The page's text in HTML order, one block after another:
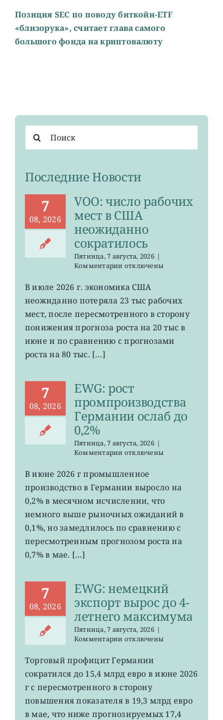
Позиция SEC по поводу биткойн-ETF
«близорука», считает глава самого
большого фонда на криптовалюту
поиска:
Последние Новости
7
08, 2026
VOO: число рабочих
мест в США
неожиданно
сократилось
Пятница, 7 августа, 2026 |
Комментариик
VOO:
рабочих
мест
США
неожиданно
отключены
В июле 2026 г. экономика США
неожиданно потеряла 23 тыс рабочих
мест, после пересмотренного в сторону
понижения прогноза роста на 20 тыс в
июне и по сравнению с прогнозами
роста на 80 тыс. […]
7
08, 2026
EWG: рост
промпроизводства
Германии ослаб до
0,2%
Пятница, 7 августа, 2026 |
Комментариик
EWG:
рост
промпроизводства
Германии
до
0,2%
отключены
В июне 2026 г промышленное
производство в Германии выросло на
0,2% в месячном исчислении, что
немного выше рыночных ожиданий в
0,1%, но замедлилось по сравнению с
пересмотренным прогнозом роста на
0,7% в мае. […]
7
08, 2026
EWG: немецкий
экспорт вырос до 4-
летнего максимума
Пятница, 7 августа, 2026 |
Комментариик
EWG:
немецкий
экспорт
вырос
4-
летнего
отключены
Торговый профицит Германии
сократился до 15,4 млрд евро в июне 2026
г с пересмотренного в сторону
повышения показателя в 19,3 млрд евро
в мае, что ниже прогнозируемых 17,4